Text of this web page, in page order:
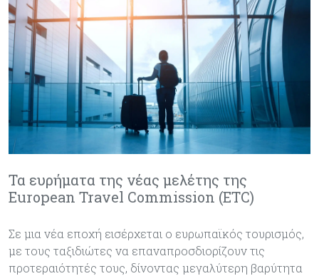
Τα ευρήματα της νέας μελέτης της
European Travel Commission (ETC)
Σε μια νέα εποχή εισέρχεται ο ευρωπαϊκός τουρισμός,
με τους ταξιδιώτες να επαναπροσδιορίζουν τις
προτεραιότητές τους, δίνοντας μεγαλύτερη βαρύτητα